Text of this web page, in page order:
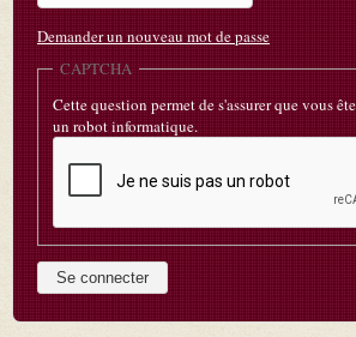
Demander un nouveau mot de passe
CAPTCHA
Cette question permet de s'assurer que vous
un robot informatique.